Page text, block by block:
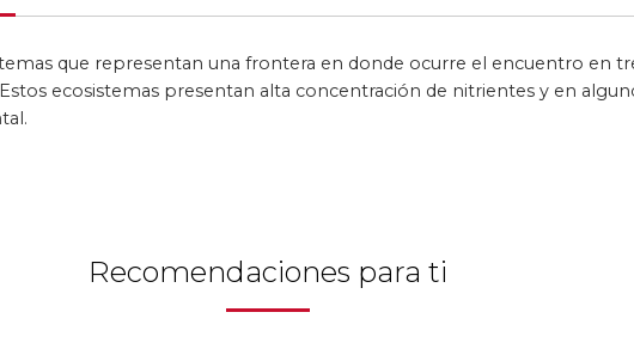
que representan una frontera en donde ocurre el encuentro en
ecosistemas presentan alta concentración de nitrientes y en
Recomendaciones para ti